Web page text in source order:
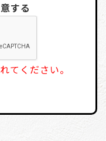
する
てください。